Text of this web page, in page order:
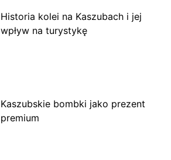
Historia kolei na Kaszubach i jej
wpływ na turystykę
Kaszubskie bombki jako prezent
premium